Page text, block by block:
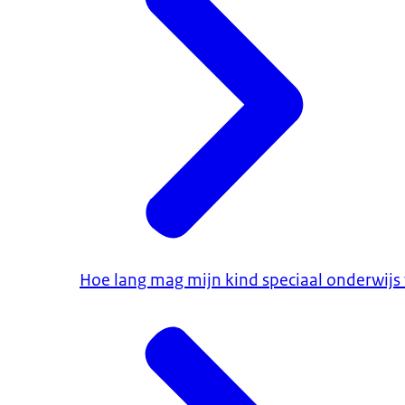
Hoe lang mag mijn kind speciaal onderwijs